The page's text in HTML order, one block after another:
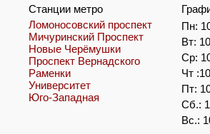
Станции метро
Ломоносовский проспект
Мичуринский Проспект
Новые Черёмушки
Проспект Вернадского
Раменки
Университет
Юго-Западная
Пн:
Вт:
Ср:
Чт
Пт:
Сб.:
Вс.: